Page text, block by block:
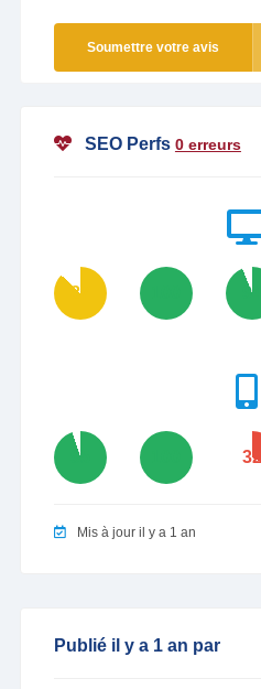
Soumettre votre avis
SEO Perfs 0 erreurs
87 94
95 32
Mis à jour il y a 1 an
Publié il y a 1 an par